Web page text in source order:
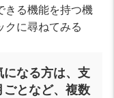
きる機能を持つ機
クに尋ねてみる
になる方は、支
となど、複数